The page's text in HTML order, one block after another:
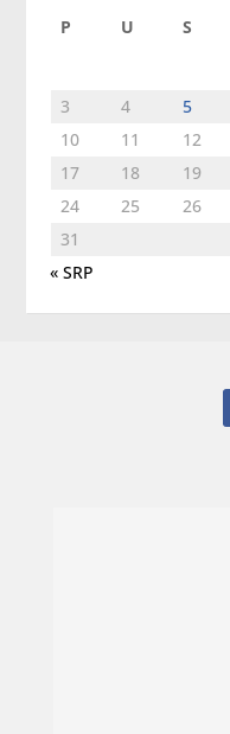
P U S
3
4 5
10
11 12
17
18 19
24
25 26
31
« SRP